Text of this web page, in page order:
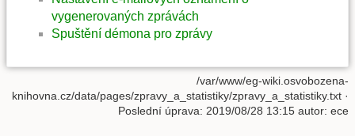
vygenerovaných zprávách
Spuštění démona pro zprávy
/var/www/eg-wiki.osvobozena-
knihovna.cz/data/pages/zpravy_a_statistiky/zpravy_a_statistiky.txt ·
Poslední úprava: 2019/08/28 13:15 autor: ece